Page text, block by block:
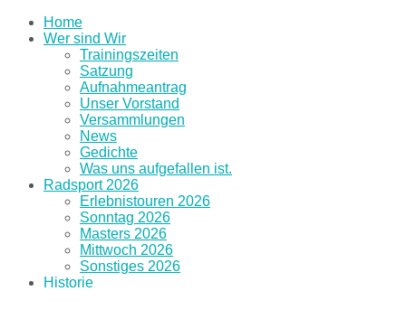
Home
Wer sind Wir
Trainingszeiten
Satzung
Aufnahmeantrag
Unser Vorstand
Versammlungen
News
Gedichte
Was uns aufgefallen ist.
Radsport 2026
Erlebnistouren 2026
Sonntag 2026
Masters 2026
Mittwoch 2026
Sonstiges 2026
Historie